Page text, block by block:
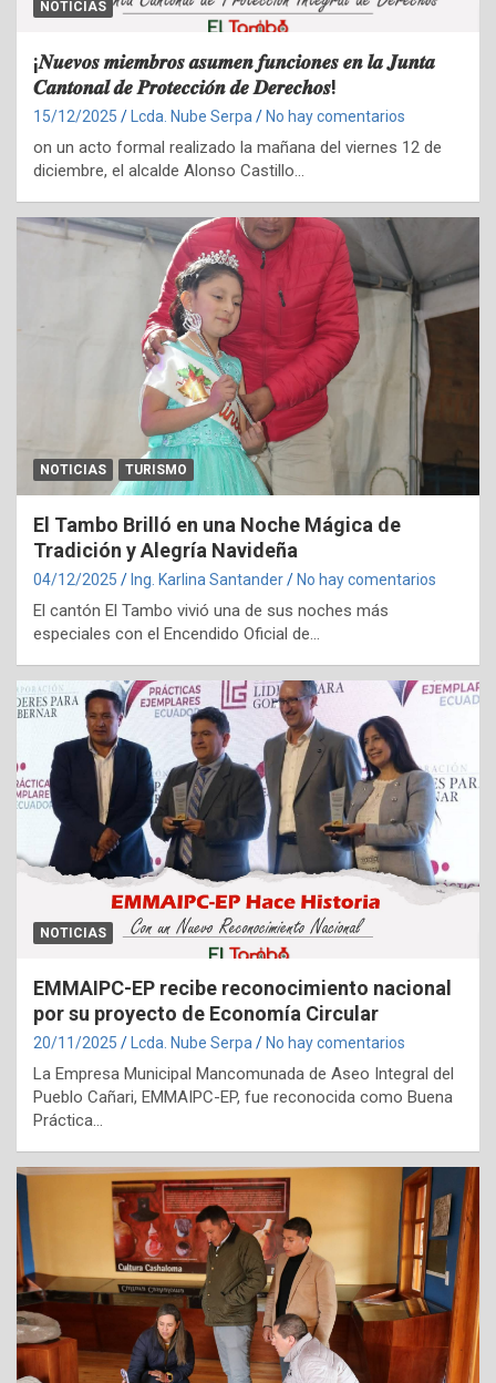
NOTICIAS
¡𝑵𝒖𝒆𝒗𝒐𝒔 𝒎𝒊𝒆𝒎𝒃𝒓𝒐𝒔 𝒂𝒔𝒖𝒎𝒆𝒏 𝒇𝒖𝒏𝒄𝒊𝒐𝒏𝒆𝒔 𝒆𝒏 𝒍𝒂 𝑱𝒖𝒏𝒕𝒂
𝑪𝒂𝒏𝒕𝒐𝒏𝒂𝒍 𝒅𝒆 𝑷𝒓𝒐𝒕𝒆𝒄𝒄𝒊𝒐́𝒏 𝒅𝒆 𝑫𝒆𝒓𝒆𝒄𝒉𝒐𝒔!
15/12/2025 Lcda. Nube Serpa No hay comentarios
on un acto formal realizado la mañana del viernes 12 de
diciembre, el alcalde Alonso Castillo…
NOTICIAS TURISMO
El Tambo Brilló en una Noche Mágica de
Tradición y Alegría Navideña
04/12/2025 Ing. Karlina Santander No hay comentarios
El cantón El Tambo vivió una de sus noches más
especiales con el Encendido Oficial de…
NOTICIAS
EMMAIPC-EP recibe reconocimiento nacional
por su proyecto de Economía Circular
20/11/2025 Lcda. Nube Serpa No hay comentarios
La Empresa Municipal Mancomunada de Aseo Integral del
Pueblo Cañari, EMMAIPC-EP, fue reconocida como Buena
Práctica…